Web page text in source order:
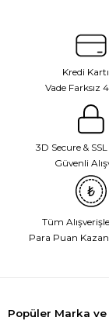
Kredi
Vade Farksız
3D Secure &
Güvenli
Tüm
Para Puan
Popüler Marka